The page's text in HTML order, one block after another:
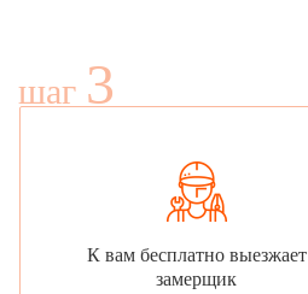
шаг 3
К вам бесплатно выезжает
замерщик